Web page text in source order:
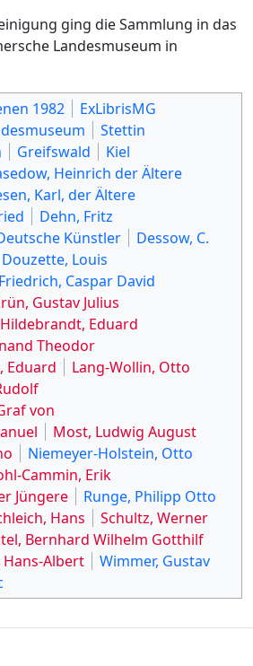
ging die Sammlung in das
Landesmuseum in
1982
ExLibrisMG
Stettin
Greifswald
Kiel
Heinrich der Ältere
Karl, der Ältere
Dehn, Fritz
Künstler
Dessow, C.
Douzette, Louis
Friedrich, Caspar David
Gustav Julius
Hildebrandt, Eduard
Theodor
Eduard
Lang-Wollin, Otto
von
Most, Ludwig August
Niemeyer-Holstein, Otto
Cammin, Erik
Jüngere
Runge, Philipp Otto
Hans
Schultz, Werner
Bernhard Wilhelm Gotthilf
Hans-Albert
Wimmer, Gustav